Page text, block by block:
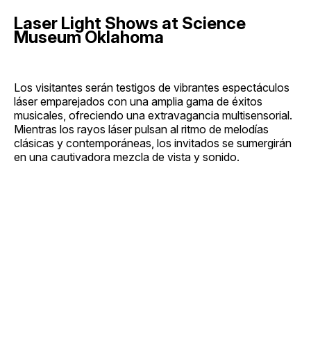
Laser Light Shows at Science
Museum Oklahoma
Los visitantes serán testigos de vibrantes espectáculos
láser emparejados con una amplia gama de éxitos
musicales, ofreciendo una extravagancia multisensorial.
Mientras los rayos láser pulsan al ritmo de melodías
clásicas y contemporáneas, los invitados se sumergirán
en una cautivadora mezcla de vista y sonido.